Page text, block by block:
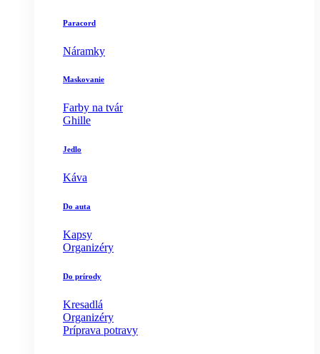
Paracord
Náramky
Maskovanie
Farby na tvár
Ghille
Jedlo
Káva
Do auta
Kapsy
Organizéry
Do prírody
Kresadlá
Organizéry
Príprava potravy